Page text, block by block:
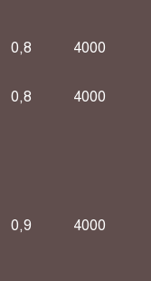
0,8 4000
0,8 4000
0,9 4000